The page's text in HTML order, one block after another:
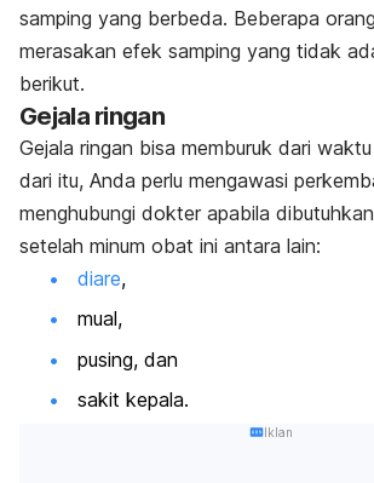
samping yang berbeda. Beberapa
merasakan efek samping yang tidak
berikut.
Gejala ringan
Gejala ringan bisa memburuk dari
dari itu, Anda perlu mengawasi
menghubungi dokter apabila
setelah minum obat ini antara lain:
diare,
mual,
pusing, dan
sakit kepala.
Iklan